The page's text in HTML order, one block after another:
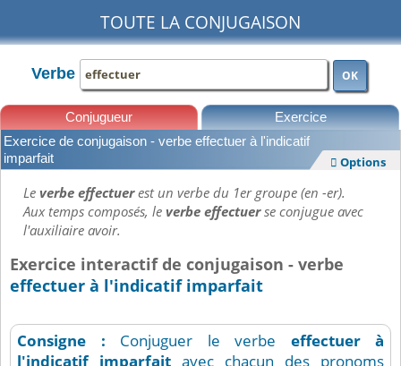
TOUTE LA CONJUGAISON
Verbe OK
Conjugueur Exercice
Leçons
Exercice de conjugaison - verbe effectuer à l'indicatif
imparfait
 Options
Leverbe effectuerest un verbe du 1er groupe (en -er).
Aux temps composés, leverbe effectuerse conjugue avec
l'auxiliaire avoir.
Exercice interactif de conjugaison - verbe
effectuer à l'indicatif imparfait
Consigne : Conjuguer le verbe effectuer
à
l'indicatif imparfait avec chacun des pronoms